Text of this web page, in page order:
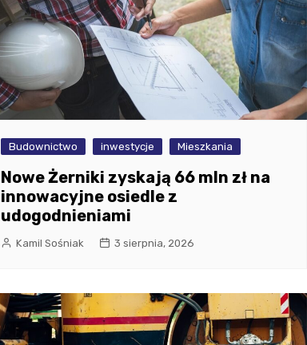
Budownictwo inwestycje Mieszkania
Nowe Żerniki zyskają 66 mln zł na
innowacyjne osiedle z
udogodnieniami
Kamil Sośniak 3 sierpnia, 2026